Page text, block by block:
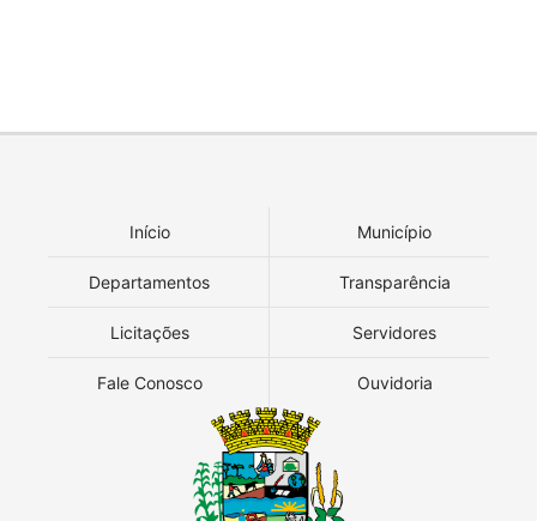
Início Município
Departamentos Transparência
Licitações Servidores
Fale Conosco Ouvidoria